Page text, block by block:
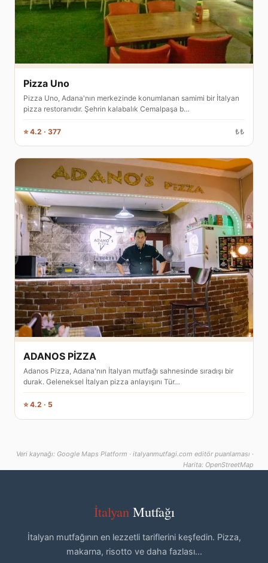
Pizza Uno
Pizza Uno, Adana'nın merkezinde konumlanan samimi bir İtalyan
pizza restoranıdır. Şehrin kalabalık Cemalpaşa b…
⭐ 4.2 · 377 ₺₺
ADANOS PİZZA
Adanos Pizza, Adana'nın İtalyan mutfağı sahnesinde sıradışı bir
durak. Geleneksel İtalyan pizza anlayışını Tür…
⭐ 4.2 · 5
Veri kaynağı: Google Maps Platform · italyanmutfagi.com editör puanlaması ·
Harita: OpenStreetMap
İtalyanMutfağı
İtalyan mutfağının en lezzetli tariflerini keşfedin. Pizza,
makarna, risotto ve daha fazlası...